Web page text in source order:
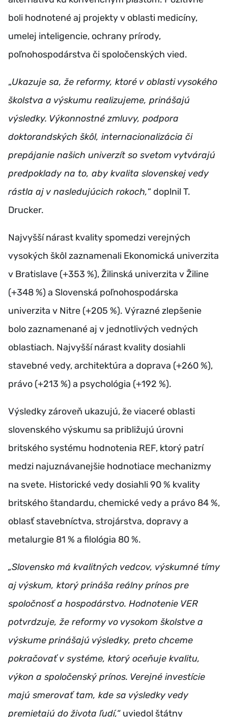
boli hodnotené aj projekty v oblasti medicíny,
umelej inteligencie, ochrany prírody,
poľnohospodárstva či spoločenských vied.
„Ukazuje sa, že reformy, ktoré v oblasti vysokého
školstva a výskumu realizujeme, prinášajú
výsledky. Výkonnostné zmluvy, podpora
doktorandských škôl, internacionalizácia či
prepájanie našich univerzít so svetom vytvárajú
predpoklady na to, aby kvalita slovenskej vedy
rástla aj v nasledujúcich rokoch,“ doplnil T.
Drucker.
Najvyšší nárast kvality spomedzi verejných
vysokých škôl zaznamenali Ekonomická univerzita
v Bratislave (+353 %), Žilinská univerzita v Žiline
(+348 %) a Slovenská poľnohospodárska
univerzita v Nitre (+205 %). Výrazné zlepšenie
bolo zaznamenané aj v jednotlivých vedných
oblastiach. Najvyšší nárast kvality dosiahli
stavebné vedy, architektúra a doprava (+260 %),
právo (+213 %) a psychológia (+192 %).
Výsledky zároveň ukazujú, že viaceré oblasti
slovenského výskumu sa približujú úrovni
britského systému hodnotenia REF, ktorý patrí
medzi najuznávanejšie hodnotiace mechanizmy
na svete. Historické vedy dosiahli 90 % kvality
britského štandardu, chemické vedy a právo 84 %,
oblasť stavebníctva, strojárstva, dopravy a
metalurgie 81 % a filológia 80 %.
„Slovensko má kvalitných vedcov, výskumné tímy
aj výskum, ktorý prináša reálny prínos pre
spoločnosť a hospodárstvo. Hodnotenie VER
potvrdzuje, že reformy vo vysokom školstve a
výskume prinášajú výsledky, preto chceme
pokračovať v systéme, ktorý oceňuje kvalitu,
výkon a spoločenský prínos. Verejné investície
majú smerovať tam, kde sa výsledky vedy
premietajú do života ľudí,“ uviedol štátny